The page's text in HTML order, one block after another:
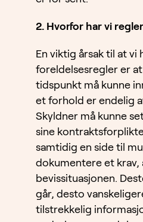
2. Hvorfor har vi
En viktig årsak til at vi
foreldelsesregler er
tidspunkt må kunne
et forhold er endelig
Skyldner må kunne
sine
samtidig en side til
dokumentere et krav,
bevissituasjonen.
går, desto
tilstrekkelig